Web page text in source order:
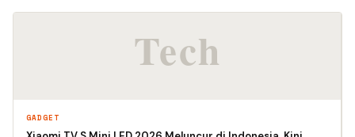
GADGET